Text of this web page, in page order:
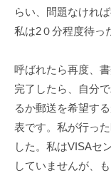
らい、問題なけれ
私は2０分程度待っ
呼ばれたら再度、
完了したら、自分
るか郵送を希望す
表です。私が行っ
した。私はVISAセ
していませんが、